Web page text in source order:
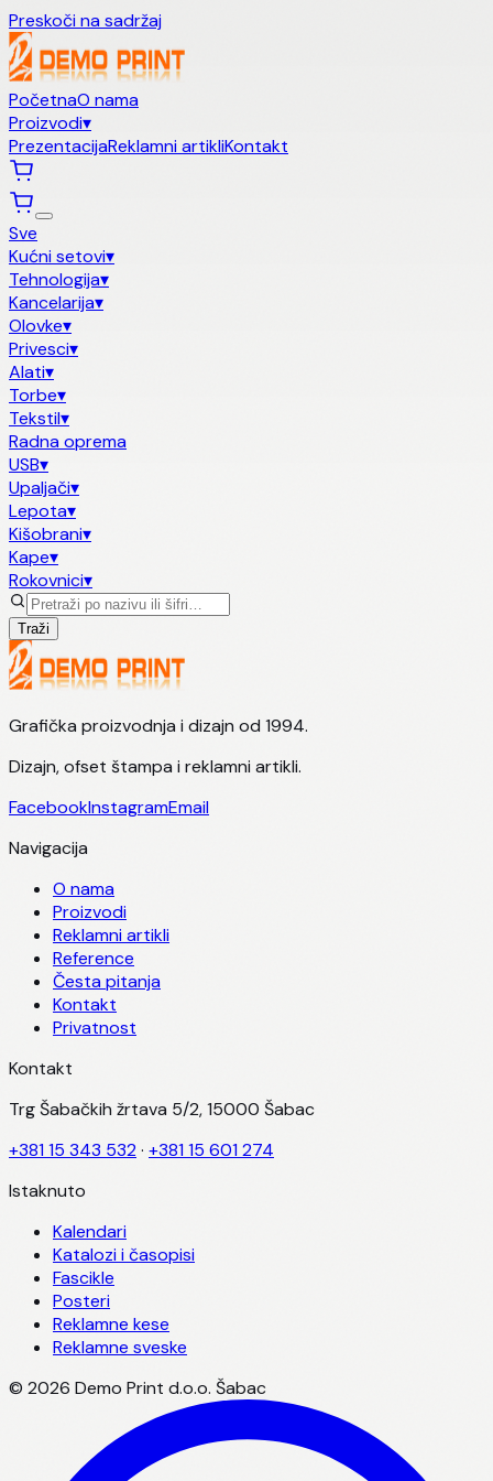
Preskoči na sadržaj
PočetnaO nama
Proizvodi▾
PrezentacijaReklamni artikliKontakt
Sve
Kućni setovi▾
Tehnologija▾
Kancelarija▾
Olovke▾
Privesci▾
Alati▾
Torbe▾
Tekstil▾
Radna oprema
USB▾
Upaljači▾
Lepota▾
Kišobrani▾
Kape▾
Rokovnici▾
Traži
Grafička proizvodnja i dizajn od 1994.
Dizajn, ofset štampa i reklamni artikli.
FacebookInstagramEmail
Navigacija
O nama
Proizvodi
Reklamni artikli
Reference
Česta pitanja
Kontakt
Privatnost
Kontakt
Trg Šabačkih žrtava 5/2, 15000 Šabac
+381 15 343 532· +381 15 601 274
Istaknuto
Kalendari
Katalozi i časopisi
Fascikle
Posteri
Reklamne kese
Reklamne sveske
© 2026 Demo Print d.o.o. Šabac